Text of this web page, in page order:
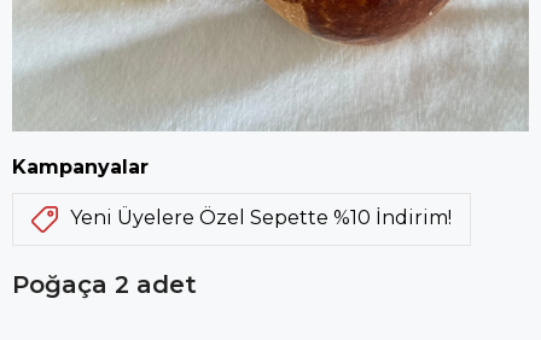
Kampanyalar
Yeni Üyelere Özel Sepette %10 İndirim!
Poğaça 2 adet